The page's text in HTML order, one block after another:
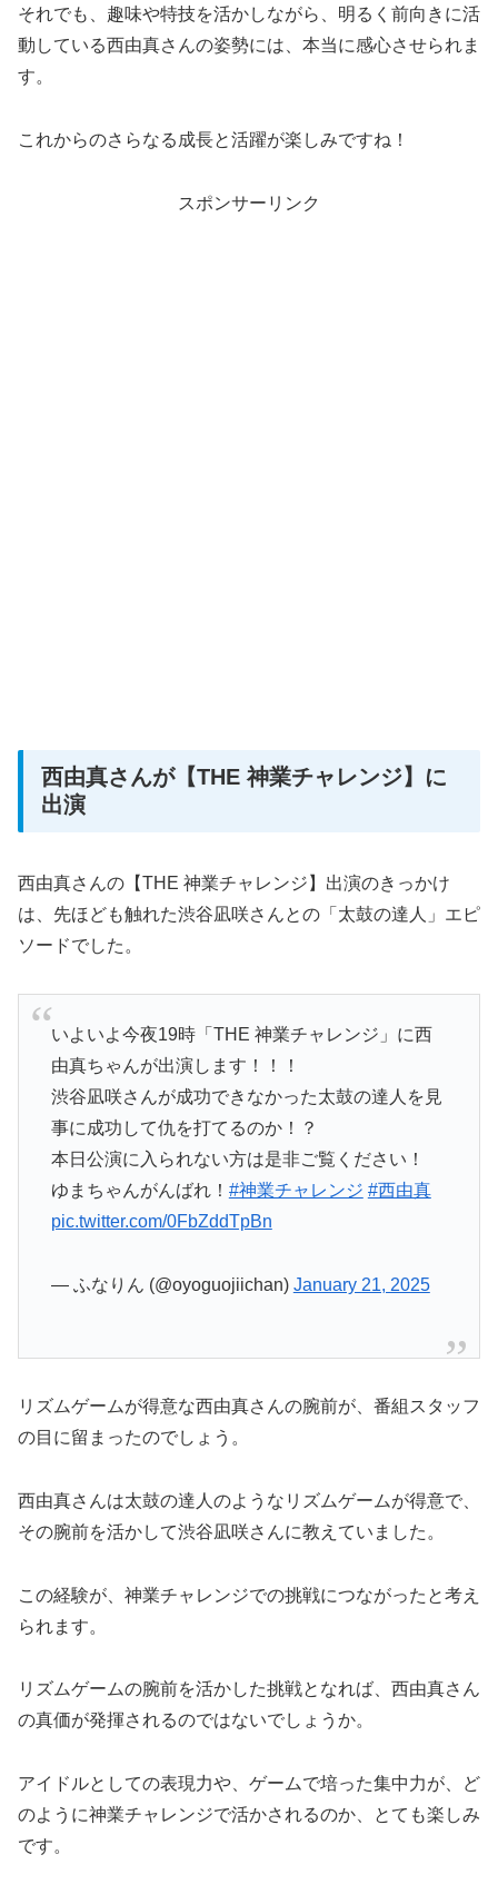
それでも、趣味や特技を活かしながら、明るく前向きに活
動している西由真さんの姿勢には、本当に感心させられま
す。
これからのさらなる成長と活躍が楽しみですね！
スポンサーリンク
西由真さんが【THE 神業チャレンジ】に
出演
西由真さんの【THE 神業チャレンジ】出演のきっかけ
は、先ほども触れた渋谷凪咲さんとの「太鼓の達人」エピ
ソードでした。
いよいよ今夜19時「THE 神業チャレンジ」に西
由真ちゃんが出演します！！！
渋谷凪咲さんが成功できなかった太鼓の達人を見
事に成功して仇を打てるのか！？
本日公演に入られない方は是非ご覧ください！
ゆまちゃんがんばれ！ #神業チャレンジ #西由真
pic.twitter.com/0FbZddTpBn
— ふなりん (@oyoguojiichan) January 21, 2025
リズムゲームが得意な西由真さんの腕前が、番組スタッフ
の目に留まったのでしょう。
西由真さんは太鼓の達人のようなリズムゲームが得意で、
その腕前を活かして渋谷凪咲さんに教えていました。
この経験が、神業チャレンジでの挑戦につながったと考え
られます。
リズムゲームの腕前を活かした挑戦となれば、西由真さん
の真価が発揮されるのではないでしょうか。
アイドルとしての表現力や、ゲームで培った集中力が、ど
のように神業チャレンジで活かされるのか、とても楽しみ
です。